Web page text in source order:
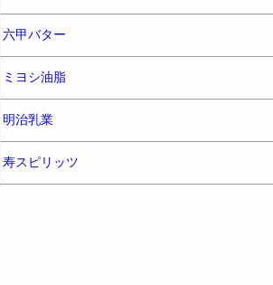
六甲バター
ミヨシ油脂
明治乳業
寿スピリッツ